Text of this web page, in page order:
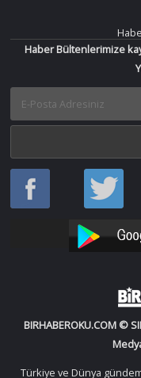
Haber Bültenlerimize
Haber
Oku
Haber
Oku
BIRHABEROKU.COM ©
Türkiye ve Dünya